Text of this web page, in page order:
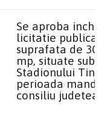
Se aproba
licitatie publica
suprafata de
mp, situate sub
Stadionului
perioada
consiliu judetean.